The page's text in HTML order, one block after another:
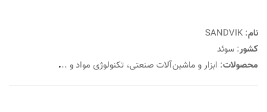
نام: SANDVIK
کشور: سوئد
محصولات: ابزار و ماشین‌آلات صنعتی، تکنولوژی مواد و ...